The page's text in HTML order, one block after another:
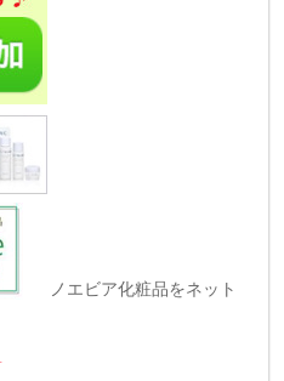
ノエビア化粧品をネット